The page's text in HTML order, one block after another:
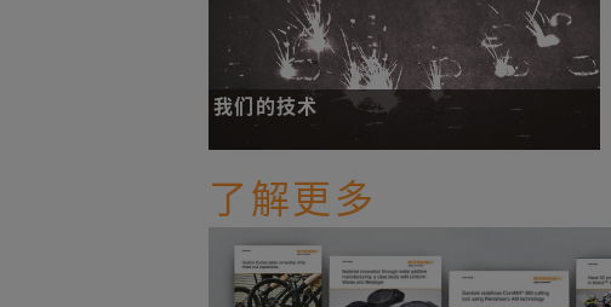
我们的技术
业受益。
了解更多
了解更多